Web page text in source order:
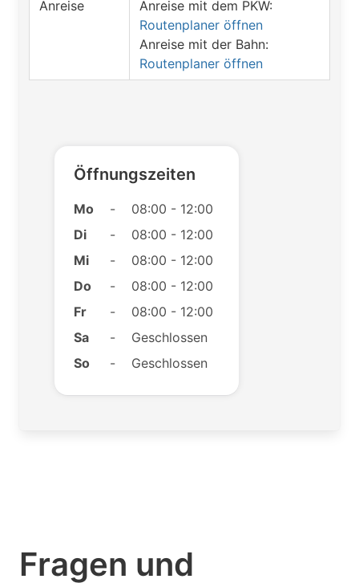
Anreise
Anreise mit dem PKW:
Routenplaner öffnen
Anreise mit der Bahn:
Routenplaner öffnen
Öffnungszeiten
Mo -
08:00 - 12:00
Di
-
08:00 - 12:00
Mi
-
08:00 - 12:00
Do
-
08:00 - 12:00
Fr
-
08:00 - 12:00
Sa
-
Geschlossen
So
- Geschlossen
Fragen und